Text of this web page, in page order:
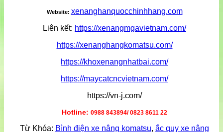
Website: xenanghanquocchinhhang.com
Liên kết: https://xenangmgavietnam.com/
https://xenanghangkomatsu.com/
https://khoxenangnhatbai.com/
https://maycatcncvietnam.com/
https://vn-j.com/
Hotline: 0988 843894/ 0823 8611 22
Từ Khóa: Bình điện xe nâng komatsu, ắc quy xe nâng